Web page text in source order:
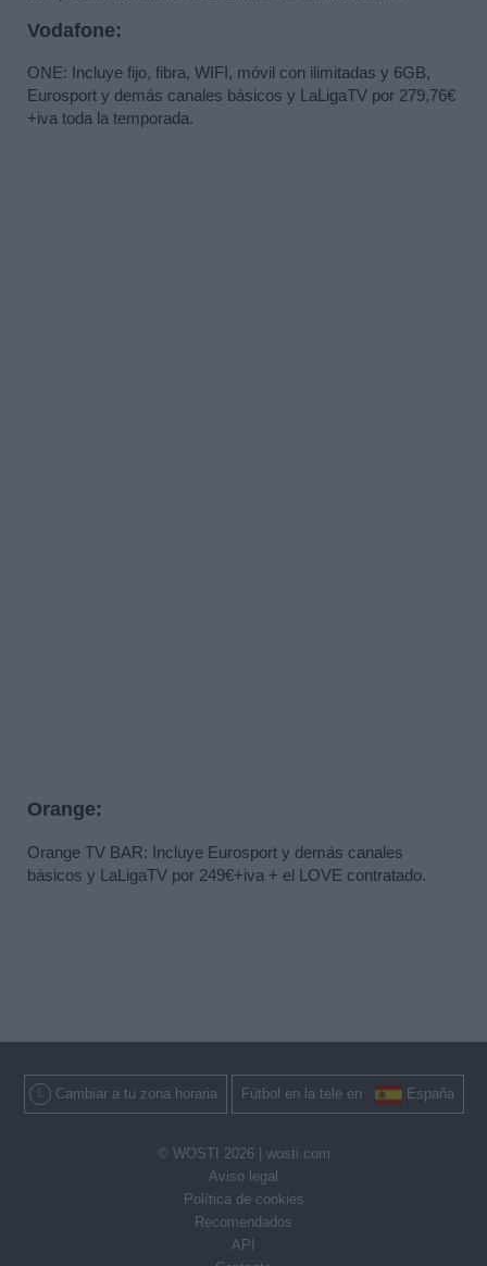
Vodafone:
ONE: Incluye fijo, fibra, WIFI, móvil con ilimitadas y 6GB,
Eurosport y demás canales básicos y LaLigaTV por 279,76€
+iva toda la temporada.
Orange:
Orange TV BAR: Incluye Eurosport y demás canales
básicos y LaLigaTV por 249€+iva + el LOVE contratado.
Cambiar a tu zona horaria Fútbol en la tele en España
© WOSTI 2026 | wosti.com
Aviso legal
Política de cookies
Recomendados
API